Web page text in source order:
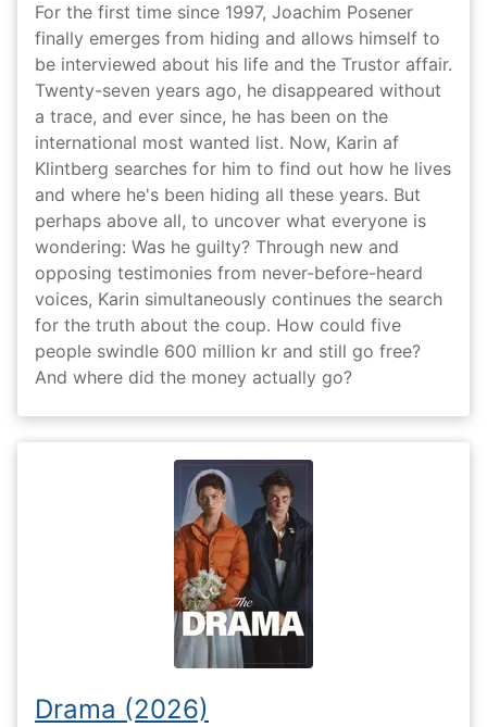
For the first time since 1997, Joachim Posener
finally emerges from hiding and allows himself to
be interviewed about his life and the Trustor affair.
Twenty-seven years ago, he disappeared without
a trace, and ever since, he has been on the
international most wanted list. Now, Karin af
Klintberg searches for him to find out how he lives
and where he's been hiding all these years. But
perhaps above all, to uncover what everyone is
wondering: Was he guilty? Through new and
opposing testimonies from never-before-heard
voices, Karin simultaneously continues the search
for the truth about the coup. How could five
people swindle 600 million kr and still go free?
And where did the money actually go?
Drama (2026)